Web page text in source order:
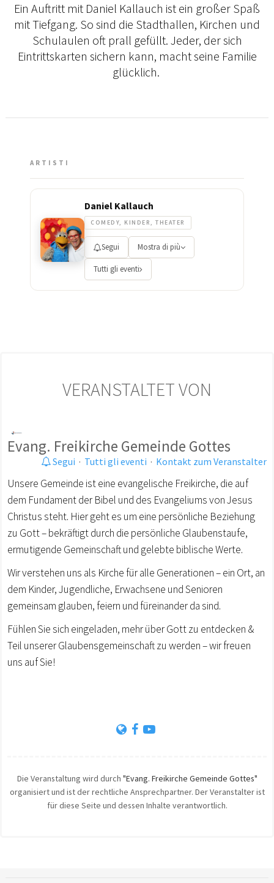
Ein Auftritt mit Daniel Kallauch ist ein großer Spaß
mit Tiefgang. So sind die Stadthallen, Kirchen und
Schulaulen oft prall gefüllt. Jeder, der sich
Eintrittskarten sichern kann, macht seine Familie
glücklich.
ARTISTI
Daniel Kallauch
COMEDY, KINDER, THEATER
Segui Mostra di più
Tutti gli eventi
VERANSTALTET VON
Evang. Freikirche Gemeinde Gottes
Segui · Tutti gli eventi · Kontakt zum Veranstalter
Unsere Gemeinde ist eine evangelische Freikirche, die auf
dem Fundament der Bibel und des Evangeliums von Jesus
Christus steht. Hier geht es um eine persönliche Beziehung
zu Gott – bekräftigt durch die persönliche Glaubenstaufe,
ermutigende Gemeinschaft und gelebte biblische Werte.
Wir verstehen uns als Kirche für alle Generationen – ein Ort, an
dem Kinder, Jugendliche, Erwachsene und Senioren
gemeinsam glauben, feiern und füreinander da sind.
Fühlen Sie sich eingeladen, mehr über Gott zu entdecken &
Teil unserer Glaubensgemeinschaft zu werden – wir freuen
uns auf Sie!
Die Veranstaltung wird durch "Evang. Freikirche Gemeinde Gottes"
organisiert und ist der rechtliche Ansprechpartner. Der Veranstalter ist
für diese Seite und dessen Inhalte verantwortlich.